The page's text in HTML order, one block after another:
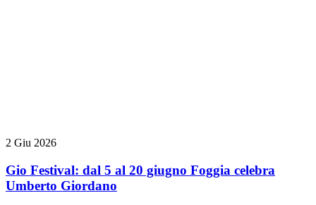
2 Giu 2026
Gio Festival: dal 5 al 20 giugno Foggia celebra
Umberto Giordano